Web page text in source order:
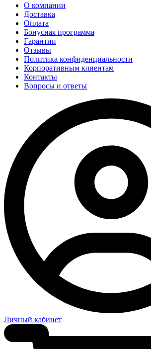
О компании
Доставка
Оплата
Бонусная программа
Гарантии
Отзывы
Политика конфиденциальности
Корпоративным клиентам
Контакты
Вопросы и ответы
Личный кабинет